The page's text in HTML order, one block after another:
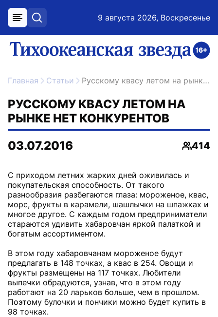
меню поиск 9 августа 2026, Воскресенье
ссылка на главную
Главная Статьи Русскому квасу летом на рынке нет конкурентов
РУССКОМУ КВАСУ ЛЕТОМ НА
РЫНКЕ НЕТ КОНКУРЕНТОВ
03.07.2016
414
С приходом летних жарких дней оживилась и
покупательская способность. От такого
разнообразия разбегаются глаза: мороженое, квас,
морс, фрукты в карамели, шашлычки на шпажках и
многое другое. С каждым годом предприниматели
стараются удивить хабаровчан яркой палаткой и
богатым ассортиментом.
В этом году хабаровчанам мороженое будут
предлагать в 148 точках, а квас в 254. Овощи и
фрукты размещены на 117 точках. Любители
выпечки обрадуются, узнав, что в этом году
работают на 20 ларьков больше, чем в прошлом.
Поэтому булочки и пончики можно будет купить в
98 точках.